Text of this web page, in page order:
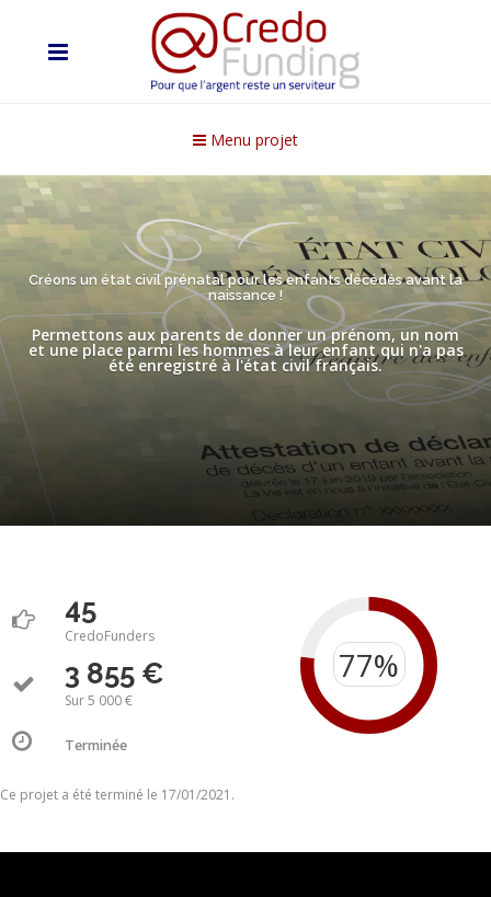
Menu projet
Créons un état civil prénatal pour les enfants décédés avant la
naissance !
Permettons aux parents de donner un prénom, un nom
et une place parmi les hommes à leur enfant qui n'a pas
été enregistré à l'état civil français.
45
CredoFunders
3 855 €
Sur 5 000 €
Terminée
Ce projet a été terminé le 17/01/2021.